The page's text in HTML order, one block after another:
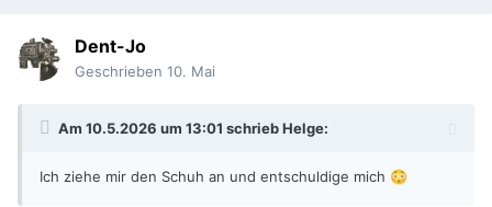
Dent-Jo
Geschrieben 10. Mai
Am 10.5.2026 um 13:01 schriebHelge:
Ich ziehe mir den Schuh an und entschuldige mich 😳